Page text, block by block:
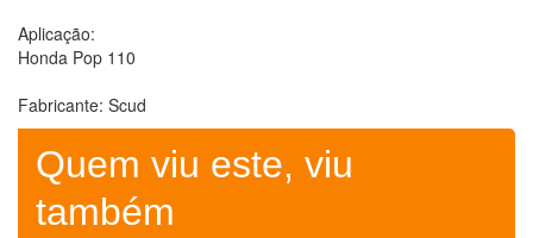
Linha Bike
Acessórios
Bermudas e Calças
Bike
Bolsa de Hidratação
Camisas
Capacetes
Aplicação:
Honda Pop 110
Fabricante: Scud
Quem viu este, viu
também